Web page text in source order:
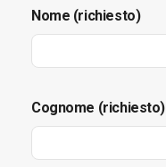
Nome (richiesto)
Cognome (richiesto)